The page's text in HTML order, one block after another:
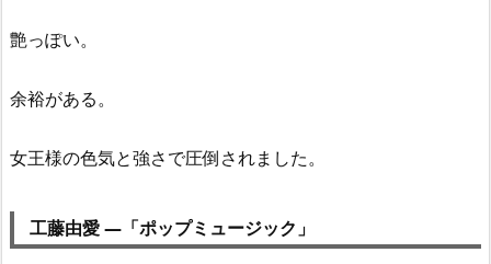
艶っぽい。
余裕がある。
女王様の色気と強さで圧倒されました。
工藤由愛 —「ポップミュージック」